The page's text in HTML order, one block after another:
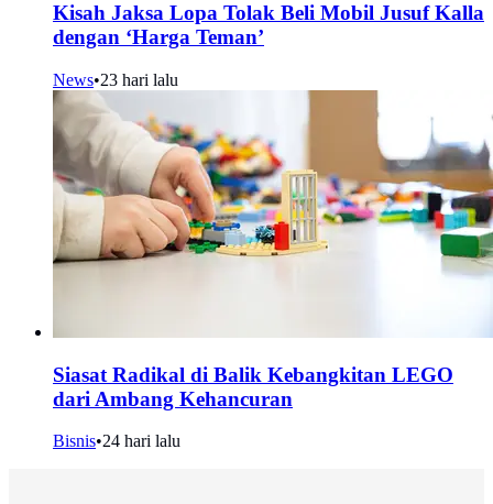
Kisah Jaksa Lopa Tolak Beli Mobil Jusuf Kalla
dengan ‘Harga Teman’
News•23 hari lalu
Siasat Radikal di Balik Kebangkitan LEGO
dari Ambang Kehancuran
Bisnis•24 hari lalu